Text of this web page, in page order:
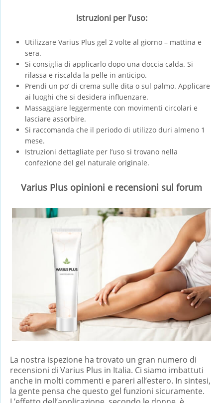
Istruzioni per l’uso:
Utilizzare Varius Plus gel 2 volte al giorno – mattina e
sera.
Si consiglia di applicarlo dopo una doccia calda. Si
rilassa e riscalda la pelle in anticipo.
Prendi un po’ di crema sulle dita o sul palmo. Applicare
ai luoghi che si desidera influenzare.
Massaggiare leggermente con movimenti circolari e
lasciare assorbire.
Si raccomanda che il periodo di utilizzo duri almeno 1
mese.
Istruzioni dettagliate per l’uso si trovano nella
confezione del gel naturale originale.
Varius Plus opinioni e recensioni sul forum
La nostra ispezione ha trovato un gran numero di
recensioni di Varius Plus in Italia. Ci siamo imbattuti
anche in molti commenti e pareri all’estero. In sintesi,
la gente pensa che questo gel funzioni sicuramente.